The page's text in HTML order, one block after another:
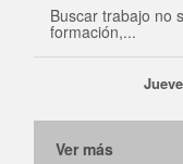
Buscar trabajo no
formación,...
Ver más